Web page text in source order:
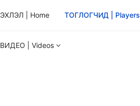
ЭХЛЭЛ | Home ТОГЛОГЧИД | Players
ВИДЕО | Videos